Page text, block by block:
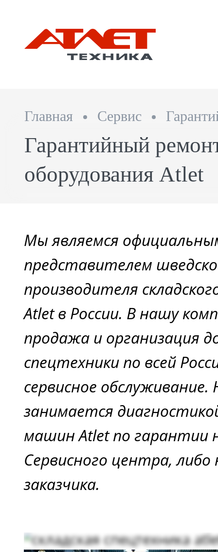
Главная Сервис
Гарантийный
оборудования Atlet
Мы являемся
представителем
производителя
Atlet в России. В нашу
продажа и организация
спецтехники по всей
сервисное
занимается
машин Atlet по гарантии
Сервисного центра,
заказчика.